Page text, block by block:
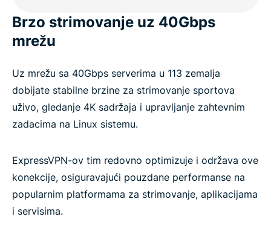
Brzo strimovanje uz 40Gbps
mrežu
Uz mrežu sa 40Gbps serverima u 113 zemalja
dobijate stabilne brzine za strimovanje sportova
uživo, gledanje 4K sadržaja i upravljanje zahtevnim
zadacima na Linux sistemu.
ExpressVPN-ov tim redovno optimizuje i održava ove
konekcije, osiguravajući pouzdane performanse na
popularnim platformama za strimovanje, aplikacijama
i servisima.